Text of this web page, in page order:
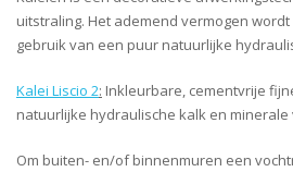
uitstraling. Het ademend vermogen
gebruik van een puur natuurlijke
Kalei Liscio 2: Inkleurbare, cementvrije
natuurlijke hydraulische kalk en
Om buiten- en/of binnenmuren een